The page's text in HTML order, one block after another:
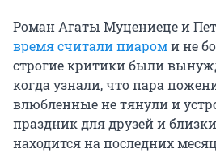
Роман Агаты Муцениеце и
время считали пиароми не
строгие критики были
когда узнали, что пара
влюбленные не тянули и
праздник для друзей и
находится на последних